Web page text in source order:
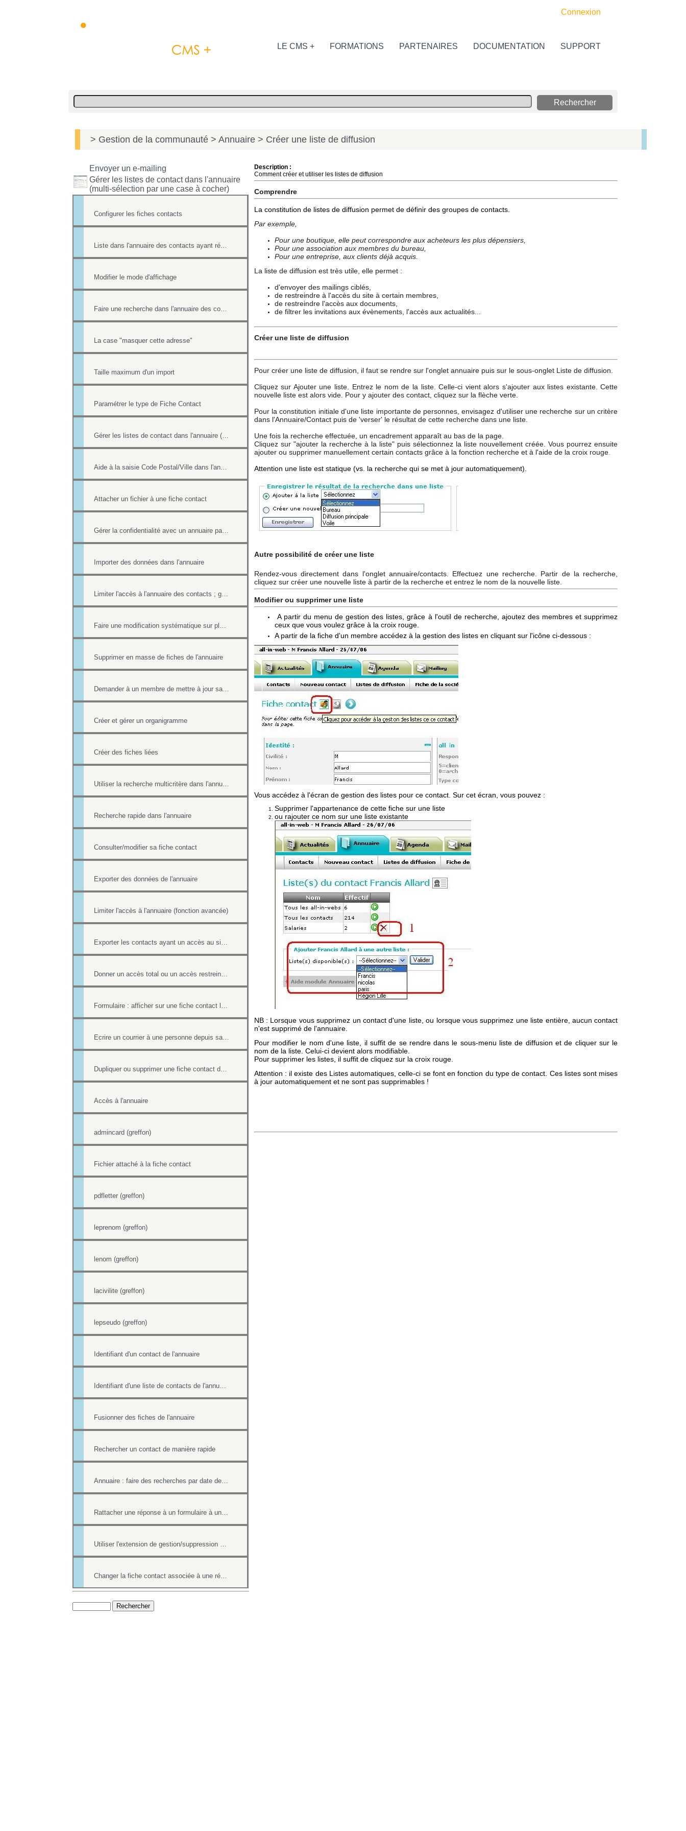
Connexion
LE CMS + FORMATIONS PARTENAIRES DOCUMENTATION SUPPORT
> Gestion de la communauté > Annuaire > Créer une liste de diffusion
Envoyer un e-mailing
Gérer les listes de contact dans l'annuaire
(multi-sélection par une case à cocher)
Configurer les fiches contacts
Liste dans l'annuaire des contacts ayant répondu à un formulaire
Modifier le mode d'affichage
Faire une recherche dans l'annuaire des contacts
La case "masquer cette adresse"
Taille maximum d'un import
Paramétrer le type de Fiche Contact
Gérer les listes de contact dans l'annuaire (multi-sélection par une case à cocher)
Aide à la saisie Code Postal/Ville dans l'annuaire des contacts
Attacher un fichier à une fiche contact
Gérer la confidentialité avec un annuaire partagé
Importer des données dans l'annuaire
Limiter l'accès à l'annuaire des contacts ; gérer les listes de contacts
Faire une modification systématique sur plusieurs fiches
Supprimer en masse de fiches de l'annuaire
Demander à un membre de mettre à jour sa fiche contact de l'annuaire
Créer et gérer un organigramme
Créer des fiches liées
Utiliser la recherche multicritère dans l'annuaire
Recherche rapide dans l'annuaire
Consulter/modifier sa fiche contact
Exporter des données de l'annuaire
Limiter l'accès à l'annuaire (fonction avancée)
Exporter les contacts ayant un accès au site (fonction avancée)
Donner un accès total ou un accès restreint à l'annuaire
Formulaire : afficher sur une fiche contact le lien ou le contenu d'un formulaire
Ecrire un courrier à une personne depuis sa fiche contact
Dupliquer ou supprimer une fiche contact de l'annuaire
Accès à l'annuaire
admincard (greffon)
Fichier attaché à la fiche contact
pdfletter (greffon)
leprenom (greffon)
lenom (greffon)
lacivilite (greffon)
lepseudo (greffon)
Identifiant d'un contact de l'annuaire
Identifiant d'une liste de contacts de l'annuaire
Fusionner des fiches de l'annuaire
Rechercher un contact de manière rapide
Annuaire : faire des recherches par date de création et par date de modification.
Rattacher une réponse à un formulaire à une fiche contact de l'annuaire
Utiliser l'extension de gestion/suppression des doublons de l'annuaire
Changer la fiche contact associée à une réponse d'un formulaire
Description :
Comment créer et utiliser les listes de diffusion
Comprendre
La constitution de listes de diffusion permet de définir des groupes de contacts.
Par exemple,
Pour une boutique, elle peut correspondre aux acheteurs les plus dépensiers,
Pour une association aux membres du bureau,
Pour une entreprise, aux clients déjà acquis.
La liste de diffusion est très utile, elle permet :
d'envoyer des mailings ciblés,
de restreindre à l'accès du site à certain membres,
de restreindre l'accès aux documents,
de filtrer les invitations aux évènements, l'accès aux actualités...
Créer une liste de diffusion
Pour créer une liste de diffusion, il faut se rendre sur l'onglet annuaire puis sur le sous-onglet Liste de diffusion.
Cliquez sur Ajouter une liste. Entrez le nom de la liste. Celle-ci vient alors s'ajouter aux listes existante. Cette
nouvelle liste est alors vide. Pour y ajouter des contact, cliquez sur la flèche verte.
Pour la constitution initiale d'une liste importante de personnes, envisagez d'utiliser une recherche sur un critère
dans l'Annuaire/Contact puis de 'verser' le résultat de cette recherche dans une liste.
Une fois la recherche effectuée, un encadrement apparaît au bas de la page.
Cliquez sur "ajouter la recherche à la liste" puis sélectionnez la liste nouvellement créée. Vous pourrez ensuite
ajouter ou supprimer manuellement certain contacts grâce à la fonction recherche et à l'aide de la croix rouge.
Attention une liste est statique (vs. la recherche qui se met à jour automatiquement).
Autre possibilité de créer une liste
Rendez-vous directement dans l'onglet annuaire/contacts. Effectuez une recherche. Partir de la recherche,
cliquez sur créer une nouvelle liste à partir de la recherche et entrez le nom de la nouvelle liste.
Modifier ou supprimer une liste
A partir du menu de gestion des listes, grâce à l'outil de recherche, ajoutez des membres et supprimez
ceux que vous voulez grâce à la croix rouge.
A partir de la fiche d'un membre accédez à la gestion des listes en cliquant sur l'icône ci-dessous :
Vous accédez à l'écran de gestion des listes pour ce contact. Sur cet écran, vous pouvez :
Supprimer l'appartenance de cette fiche sur une liste
ou rajouter ce nom sur une liste existante
NB : Lorsque vous supprimez un contact d'une liste, ou lorsque vous supprimez une liste entière, aucun contact
n'est supprimé de l'annuaire.
Pour modifier le nom d'une liste, il suffit de se rendre dans le sous-menu liste de diffusion et de cliquer sur le
nom de la liste. Celui-ci devient alors modifiable.
Pour supprimer les listes, il suffit de cliquez sur la croix rouge.
Attention : il existe des Listes automatiques, celle-ci se font en fonction du type de contact. Ces listes sont mises
à jour automatiquement et ne sont pas supprimables !